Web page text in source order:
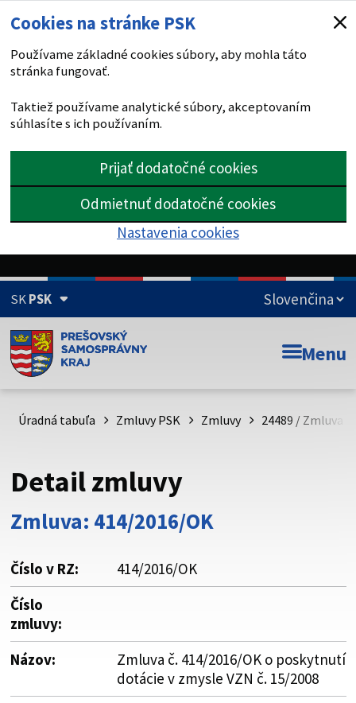
Cookies na stránke PSK
Používame základné cookies súbory, aby mohla táto
stránka fungovať.
Taktiež používame analytické súbory, akceptovaním
súhlasíte s ich používaním.
Prijať dodatočné cookies
Odmietnuť dodatočné cookies
Nastavenia cookies
SKPSK
Doména psk.sk je oficiálna
Toto je oficiálna webová stránka Prešovského
psk.sk.
Buďte pozorní a vždy sa uistite, že zdieľate informácie iba
cez zabezpečenú webovú stránku. Zabezpečená stránka
vždy začína https:// pred názvom domény webového sídla.
Menu
Úradná tabuľa Zmluvy PSK Zmluvy 24489 / Zmluva
Detail zmluvy
Zmluva: 414/2016/OK
Číslo v RZ:
414/2016/OK
Číslo
zmluvy:
Názov:
Zmluva č. 414/2016/OK o poskytnutí
dotácie v zmysle VZN č. 15/2008